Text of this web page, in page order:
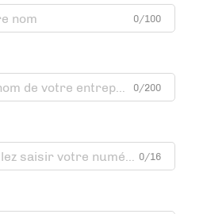
0/100
0/200
0/16